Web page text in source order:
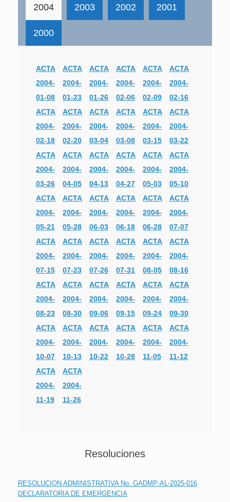
2004 2003 2002 2001
2000
ACTA
2004-
01-08
ACTA
2004-
01-23
ACTA
2004-
01-26
ACTA
2004-
02-06
ACTA
2004-
02-09
ACTA
2004-
02-16
ACTA
2004-
02-18
ACTA
2004-
02-20
ACTA
2004-
03-04
ACTA
2004-
03-08
ACTA
2004-
03-15
ACTA
2004-
03-22
ACTA
2004-
03-26
ACTA
2004-
04-05
ACTA
2004-
04-13
ACTA
2004-
04-27
ACTA
2004-
05-03
ACTA
2004-
05-10
ACTA
2004-
05-21
ACTA
2004-
05-28
ACTA
2004-
06-03
ACTA
2004-
06-18
ACTA
2004-
06-28
ACTA
2004-
07-07
ACTA
2004-
07-15
ACTA
2004-
07-23
ACTA
2004-
07-26
ACTA
2004-
07-31
ACTA
2004-
08-05
ACTA
2004-
08-16
ACTA
2004-
08-23
ACTA
2004-
08-30
ACTA
2004-
09-06
ACTA
2004-
09-15
ACTA
2004-
09-24
ACTA
2004-
09-30
ACTA
2004-
10-07
ACTA
2004-
10-13
ACTA
2004-
10-22
ACTA
2004-
10-28
ACTA
2004-
11-05
ACTA
2004-
11-12
ACTA
2004-
11-19
ACTA
2004-
11-26
Resoluciones
RESOLUCION ADMINISTRATIVA No. GADMP-AL-2025-016
DECLARATORIA DE EMERGENCIA